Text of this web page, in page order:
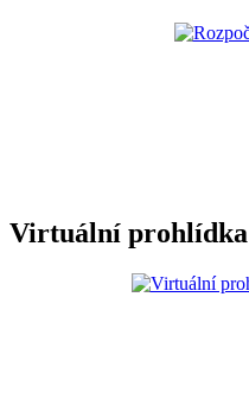
Virtuální prohlídka